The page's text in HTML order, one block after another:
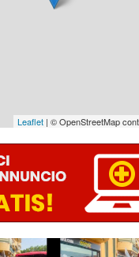
Leaflet | © OpenStreetMap